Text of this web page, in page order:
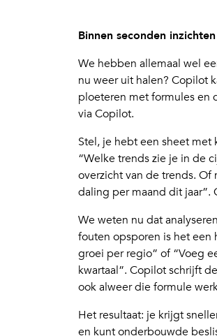
Binnen seconden
We hebben allemaal wel
nu weer uit halen? Copilot
ploeteren met formules en
via Copilot.
Stel, je hebt een sheet met
“Welke trends zie je in de
overzicht van de trends. Of
daling per maand dit jaar”.
We weten nu dat
fouten opsporen is het een
groei per regio” of “Voeg
kwartaal”. Copilot schrijft
ook alweer die formule
Het resultaat: je krijgt
en kunt onderbouwde